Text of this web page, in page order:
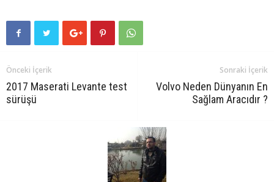
Önceki İçerik
2017 Maserati Levante test
sürüşü
Sonraki İçerik
Volvo Neden Dünyanın En
Sağlam Aracıdır ?